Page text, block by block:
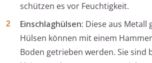
schützen es vor Feuchtigkeit.
Einschlaghülsen: Diese aus Metall
Hülsen können mit einem
Boden getrieben werden. Sie sind